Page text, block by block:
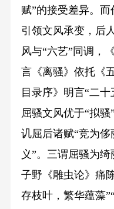
赋”的接受差异。
引领文风承变，后
风与“六艺”同调，
言《离骚》依托《
目录序》明言“二
屈骚文风优于“拟骚
讥屈后诸赋“竞为
义”。三谓屈骚为
子野《雕虫论》痛
存枝叶，繁华蕴藻